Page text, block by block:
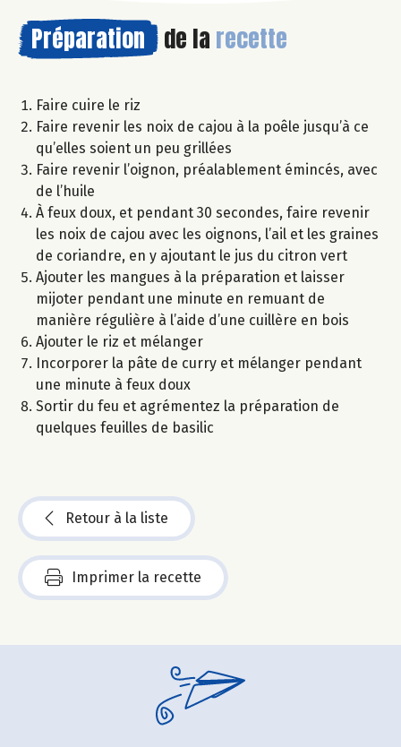
Préparation de la recette
Faire cuire le riz
Faire revenir les noix de cajou à la poêle jusqu’à ce
qu’elles soient un peu grillées
Faire revenir l’oignon, préalablement émincés, avec
de l’huile
À feux doux, et pendant 30 secondes, faire revenir
les noix de cajou avec les oignons, l’ail et les graines
de coriandre, en y ajoutant le jus du citron vert
Ajouter les mangues à la préparation et laisser
mijoter pendant une minute en remuant de
manière régulière à l’aide d’une cuillère en bois
Ajouter le riz et mélanger
Incorporer la pâte de curry et mélanger pendant
une minute à feux doux
Sortir du feu et agrémentez la préparation de
quelques feuilles de basilic
Retour à la liste
Imprimer la recette